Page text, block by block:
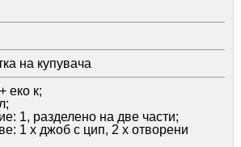
на купувача
еко к;
1, разделено на две части;
1 х джоб с цип, 2 х отворени